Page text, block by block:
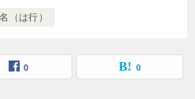
（は行）
0 0